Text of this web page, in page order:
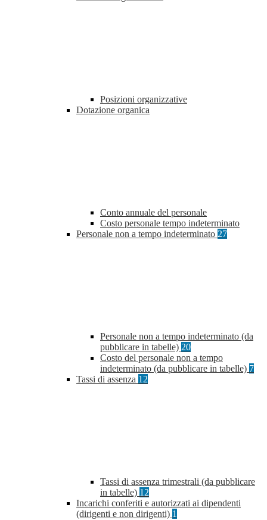
Posizioni organizzative
Dotazione organica
Conto annuale del personale
Costo personale tempo indeterminato
Personale non a tempo indeterminato 27
Personale non a tempo indeterminato (da
pubblicare in tabelle) 20
Costo del personale non a tempo
indeterminato (da pubblicare in tabelle) 7
Tassi di assenza 12
Tassi di assenza trimestrali (da pubblicare
in tabelle) 12
Incarichi conferiti e autorizzati ai dipendenti
(dirigenti e non dirigenti) 1